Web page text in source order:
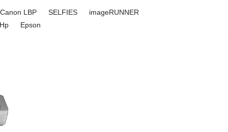
Canon LBP SELFIES
imageRUNNER
Epson